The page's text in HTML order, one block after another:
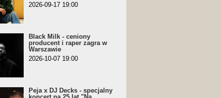
2026-09-17 19:00
Black Milk - ceniony
producent i raper zagra w
Warszawie
2026-10-07 19:00
Peja x DJ Decks - specjalny